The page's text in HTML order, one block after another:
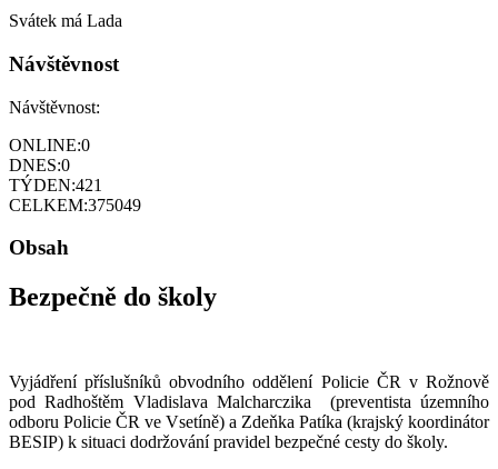
Svátek má Lada
Návštěvnost
Návštěvnost:
ONLINE:0
DNES:0
TÝDEN:421
CELKEM:375049
Obsah
Bezpečně do školy
Vyjádření příslušníků obvodního oddělení Policie ČR v Rožnově
pod Radhoštěm Vladislava Malcharczika (preventista územního
odboru Policie ČR ve Vsetíně) a Zdeňka Patíka (krajský koordinátor
BESIP) k situaci dodržování pravidel bezpečné cesty do školy.